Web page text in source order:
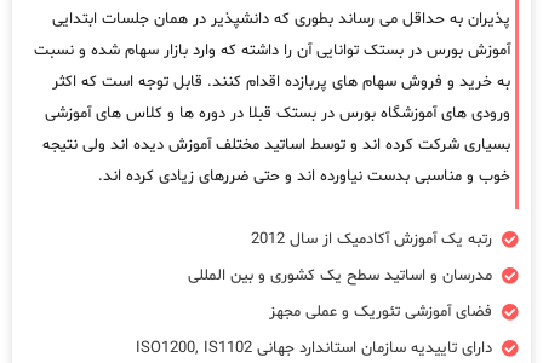
پذیران به حداقل می رساند بطوری که دانشپذیر در همان جلسات ابتدایی
آموزش بورس در بستک توانایی آن را داشته که وارد بازار سهام شده و نسبت
به خرید و فروش سهام های پربازده اقدام کنند. قابل توجه است که اکثر
ورودی های آموزشگاه بورس در بستک قبلا در دوره ها و کلاس های آموزشی
بسیاری شرکت کرده اند و توسط اساتید مختلف آموزش دیده اند ولی نتیجه
خوب و مناسبی بدست نیاورده اند و حتی ضررهای زیادی کرده اند.
رتبه یک آموزش آکادمیک از سال 2012
مدرسان و اساتید سطح یک کشوری و بین المللی
فضای آموزشی تئوریک و عملی مجهز
دارای تاییدیه سازمان استاندارد جهانی ISO1200, IS1102